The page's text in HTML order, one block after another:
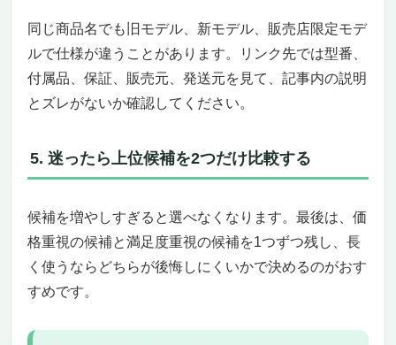
同じ商品名でも旧モデル、新モデル、販売店限定モデ
ルで仕様が違うことがあります。リンク先では型番、
付属品、保証、販売元、発送元を見て、記事内の説明
とズレがないか確認してください。
5. 迷ったら上位候補を2つだけ比較する
候補を増やしすぎると選べなくなります。最後は、価
格重視の候補と満足度重視の候補を1つずつ残し、長
く使うならどちらが後悔しにくいかで決めるのがおす
すめです。